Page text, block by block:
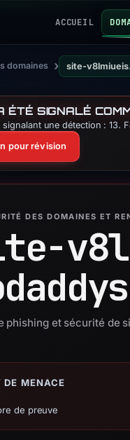
ACCUEIL
domaines › site-
ÉTÉ SIGNALÉ
une détection : 13.
pour révision
DES DOMAINES ET
phishing et sécurité de
DE MENACE
de preuve